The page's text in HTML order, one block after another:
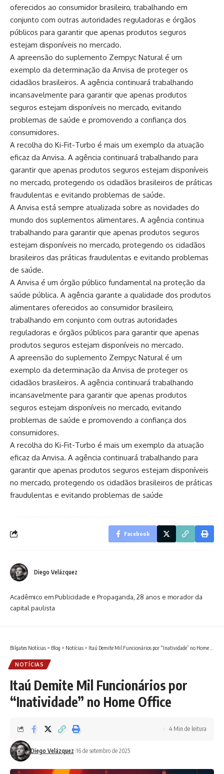
oferecidos ao consumidor brasileiro, trabalhando em
conjunto com outras autoridades reguladoras e órgãos
públicos para garantir que apenas produtos seguros
estejam disponíveis no mercado.
A apreensão do suplemento Zempyc Natural é um
exemplo da determinação da Anvisa de proteger os
cidadãos brasileiros. A agência continuará trabalhando
incansavelmente para garantir que apenas produtos
seguros estejam disponíveis no mercado, evitando
problemas de saúde e promovendo a confiança dos
consumidores.
A recolha do Ki-Fit-Turbo é mais um exemplo da atuação
eficaz da Anvisa. A agência continuará trabalhando para
garantir que apenas produtos seguros estejam disponíveis
no mercado, protegendo os cidadãos brasileiros de práticas
fraudulentas e evitando problemas de saúde.
A Anvisa está sempre atualizada sobre as novidades do
mundo dos suplementos alimentares. A agência continua
trabalhando para garantir que apenas produtos seguros
estejam disponíveis no mercado, protegendo os cidadãos
brasileiros das práticas fraudulentas e evitando problemas
de saúde.
A Anvisa é um órgão público fundamental na proteção da
saúde pública. A agência garante a qualidade dos produtos
alimentares oferecidos ao consumidor brasileiro,
trabalhando em conjunto com outras autoridades
reguladoras e órgãos públicos para garantir que apenas
produtos seguros estejam disponíveis no mercado.
A apreensão do suplemento Zempyc Natural é um
exemplo da determinação da Anvisa de proteger os
cidadãos brasileiros. A agência continuará trabalhando
incansavelmente para garantir que apenas produtos
seguros estejam disponíveis no mercado, evitando
problemas de saúde e promovendo a confiança dos
consumidores.
A recolha do Ki-Fit-Turbo é mais um exemplo da atuação
eficaz da Anvisa. A agência continuará trabalhando para
garantir que apenas produtos seguros estejam disponíveis
no mercado, protegendo os cidadãos brasileiros de práticas
fraudulentas e evitando problemas de saúde
Facebook
Diego Velázquez
Acadêmico em Publicidade e Propaganda, 28 anos e morador da
capital paulista
Bilgates Notícias > Blog > Notícias > Itaú Demite Mil Funcionários por “Inatividade” no Home Office
NOTÍCIAS
Itaú Demite Mil Funcionários por
“Inatividade” no Home Office
Diego Velázquez 16 de setembro de 2025
4 Min de leitura